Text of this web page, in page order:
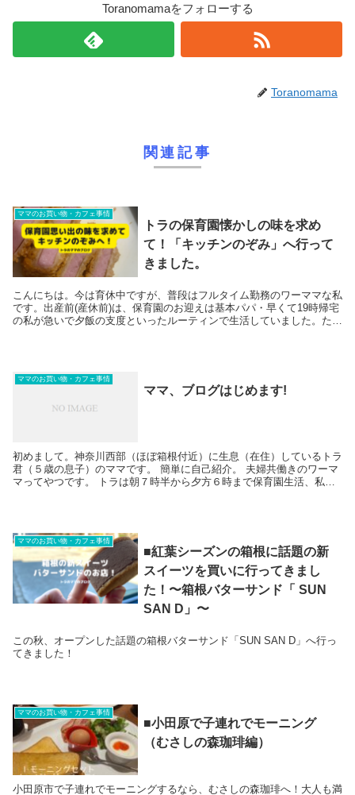
Toranomamaをフォローする
Toranomama
関連記事
ママのお買い物・カフェ事情
トラの保育園懐かしの味を求め
て！「キッチンのぞみ」へ行って
きました。
こんにちは。今は育休中ですが、普段はフルタイム勤務のワーママな私
です。出産前(産休前)は、保育園のお迎えは基本パパ・早くて19時帰宅
の私が急いで夕飯の支度といったルーティンで生活していました。たま
ママのお買い物・カフェ事情
ママ、ブログはじめます!
初めまして。神奈川西部（ほぼ箱根付近）に生息（在住）しているトラ
君（５歳の息子）のママです。 簡単に自己紹介。 夫婦共働きのワーマ
マってやつです。 トラは朝７時半から夕方６時まで保育園生活、私は
ママのお買い物・カフェ事情
■紅葉シーズンの箱根に話題の新
スイーツを買いに行ってきまし
た！〜箱根バターサンド「 SUN
SAN D」〜
この秋、オープンした話題の箱根バターサンド「SUN SAN D」へ行っ
てきました！
ママのお買い物・カフェ事情
■小田原で子連れでモーニング
（むさしの森珈琲編）
小田原市で子連れでモーニングするなら、むさしの森珈琲へ！大人も満